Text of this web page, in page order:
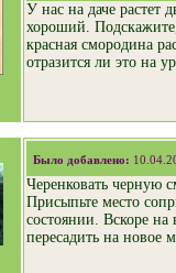
У нас на даче растет
хороший.
красная смородина
отразится ли это на
Было добавлено:
Черенковать черную
Присыпьте место
состоянии. Вскоре на
пересадить на новое